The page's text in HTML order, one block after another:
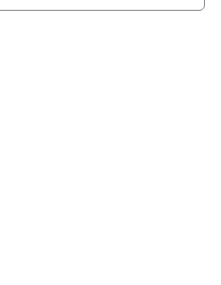
ガ～とか思っちゃっ